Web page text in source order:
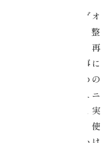
コアチューニングオ
ンラインlaboは、整
う感覚を理解し、再
現し、日常や仕事に
活かしていくための
オンラインコミュニ
ティです。学びと実
践を深めながら、使